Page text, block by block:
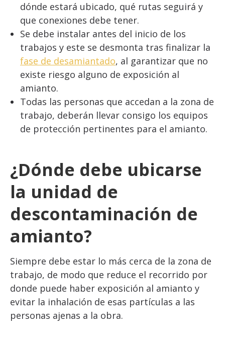
dónde estará ubicado, qué rutas seguirá y
que conexiones debe tener.
Se debe instalar antes del inicio de los
trabajos y este se desmonta tras finalizar la
fase de desamiantado, al garantizar que no
existe riesgo alguno de exposición al
amianto.
Todas las personas que accedan a la zona de
trabajo, deberán llevar consigo los equipos
de protección pertinentes para el amianto.
¿Dónde debe ubicarse
la unidad de
descontaminación de
amianto?
Siempre debe estar lo más cerca de la zona de
trabajo, de modo que reduce el recorrido por
donde puede haber exposición al amianto y
evitar la inhalación de esas partículas a las
personas ajenas a la obra.